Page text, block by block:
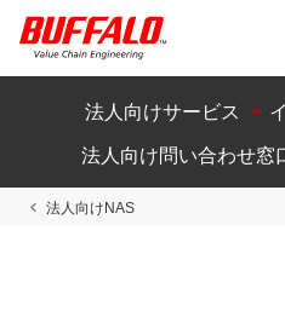
法人向けサービス
法人向け問い合わせ窓
法人向けNAS